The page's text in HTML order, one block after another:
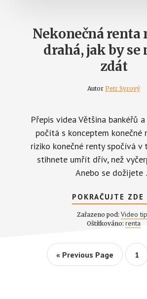
Nekonečná renta
drahá, jak by se
zdát
AutorPetr Syrový
Přepis videa Většina bankéřů
počítá s konceptem konečné
riziko konečné renty spočívá v
stihnete umřít dřív, než
Anebo se dožijete
POKRAČUJTE ZDE
Zařazeno pod: Video
Oštítkováno:renta
« Go
Previous Page 1